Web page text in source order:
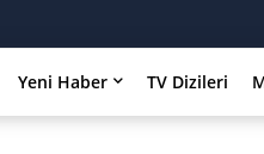
Yeni Haber TV Dizileri